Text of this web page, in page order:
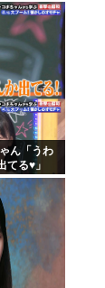
木坂46】
ん「うわ
てる♥」